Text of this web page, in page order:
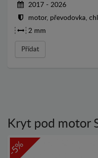
2017 - 2026
motor, převodovka,
2 mm
Přídat
Kryt pod motor
-5%